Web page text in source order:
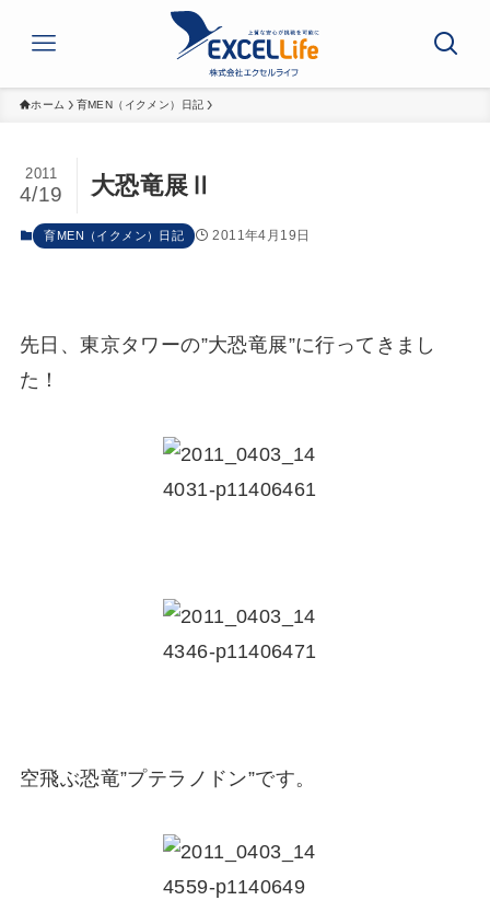
ホーム 育MEN（イクメン）日記
大恐竜展Ⅱ
2011
4/19
育MEN（イクメン）日記 2011年4月19日
先日、東京タワーの”大恐竜展”に行ってきまし
た！
空飛ぶ恐竜”プテラノドン”です。